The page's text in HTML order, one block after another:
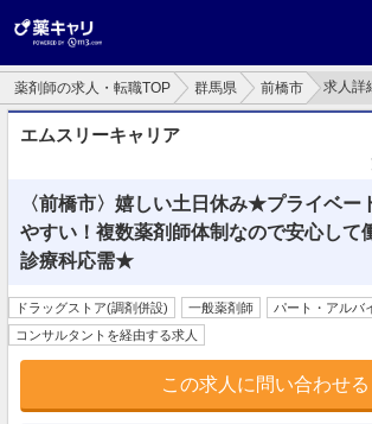
薬剤師の求人・転職TOP 群馬県 前橋市 求人詳
エムスリーキャリア
〈前橋市〉嬉しい土日休み★プライベー
やすい！複数薬剤師体制なので安心して
診療科応需★
ドラッグストア(調剤併設) 一般薬剤師 パート・アルバ
コンサルタントを経由する求人
この求人に問い合わせる